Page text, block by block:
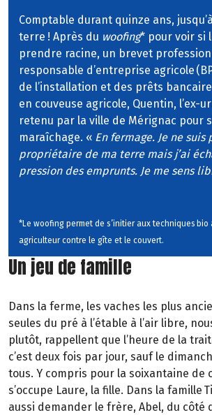
Comptable durant quinze ans,
terre ! Après du woofing* pour voir si
prendre racine, un brevet
responsable d’entreprise agricole
de l’installation et des prêts
en couveuse agricole, Quentin, l’ex-
retenu par la ville de Mérignac pour
maraîchage. « En fermage. Je ne suis
propriétaire de ma terre mais j’ai
pression des emprunts. Je me sens
*Le woofing permet de s’initier aux techniques bio
agriculteur contre le gîte et le couvert.
Un jeu de famille
Dans la ferme, les vaches les plus
seules du pré à l’étable à l’air libre,
plutôt, rappellent que l’heure de la
c’est deux fois par jour, sauf le
tous. Y compris pour la soixantaine de
s’occupe Laure, la fille. Dans la famille
aussi demander le frère, Abel, du côté